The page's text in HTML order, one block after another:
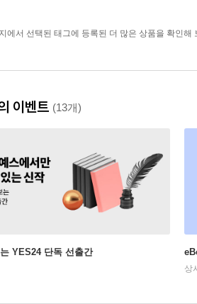
에서 선택된 태그에 등록된 더 많은 상품을 확인해
이벤트 (13개)
YES24 단독 선출간
상